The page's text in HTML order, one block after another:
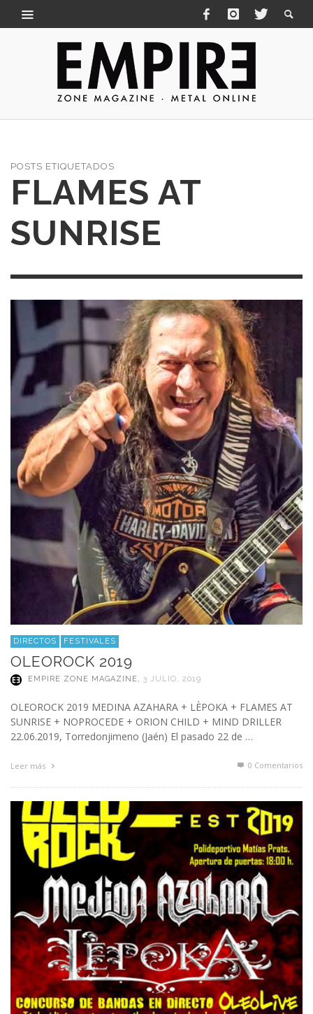
POSTS ETIQUETADOS
FLAMES AT
SUNRISE
DIRECTOS FESTIVALES
OLEOROCK 2019
EMPIRE ZONE MAGAZINE, 3 JULIO, 2019
OLEOROCK 2019 MEDINA AZAHARA + LÈPOKA + FLAMES AT
SUNRISE + NOPROCEDE + ORION CHILD + MIND DRILLER
22.06.2019, Torredonjimeno (Jaén) El pasado 22 de …
Leer más 0 Comentarios